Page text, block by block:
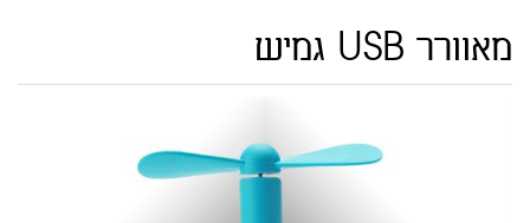
מאוורר USB גמיש